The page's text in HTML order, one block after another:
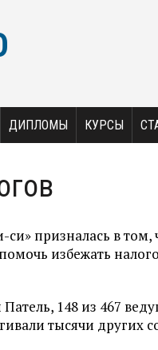
ДИПЛОМЫ КУРСЫ
призналась в том,
избежать
148 из 467
тысячи других